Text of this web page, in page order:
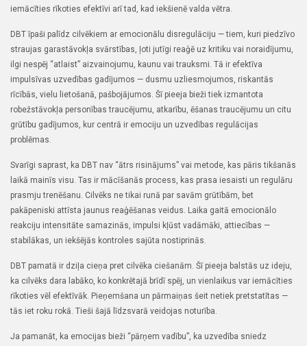
iemācīties rīkoties efektīvi arī tad, kad iekšienē valda vētra.
DBT īpaši palīdz cilvēkiem ar emocionālu disregulāciju — tiem, kuri piedzīvo
straujas garastāvokļa svārstības, ļoti jutīgi reaģē uz kritiku vai noraidījumu,
ilgi nespēj “atlaist” aizvainojumu, kaunu vai trauksmi. Tā ir efektīva
impulsīvas uzvedības gadījumos — dusmu uzliesmojumos, riskantās
rīcībās, vielu lietošanā, pašbojājumos. Šī pieeja bieži tiek izmantota
robežstāvokļa personības traucējumu, atkarību, ēšanas traucējumu un citu
grūtību gadījumos, kur centrā ir emociju un uzvedības regulācijas
problēmas.
Svarīgi saprast, ka DBT nav “ātrs risinājums” vai metode, kas pāris tikšanās
laikā mainīs visu. Tas ir mācīšanās process, kas prasa iesaisti un regulāru
prasmju trenēšanu. Cilvēks ne tikai runā par savām grūtībām, bet
pakāpeniski attīsta jaunus reaģēšanas veidus. Laika gaitā emocionālo
reakciju intensitāte samazinās, impulsi kļūst vadāmāki, attiecības —
stabilākas, un iekšējās kontroles sajūta nostiprinās.
DBT pamatā ir dziļa cieņa pret cilvēka ciešanām. Šī pieeja balstās uz ideju,
ka cilvēks dara labāko, ko konkrētajā brīdī spēj, un vienlaikus var iemācīties
rīkoties vēl efektīvāk. Pieņemšana un pārmaiņas šeit netiek pretstatītas —
tās iet roku rokā. Tieši šajā līdzsvarā veidojas noturība.
Ja pamanāt, ka emocijas bieži “pārņem vadību”, ka uzvedība sniedz